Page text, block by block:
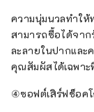
ความนุ่มนวลทำใ
สามารถซื้อได้จา
ละลายในปากและ
คุณสัมผัสได้เฉพาะ
④ซอฟต์เสิร์ฟช็อค